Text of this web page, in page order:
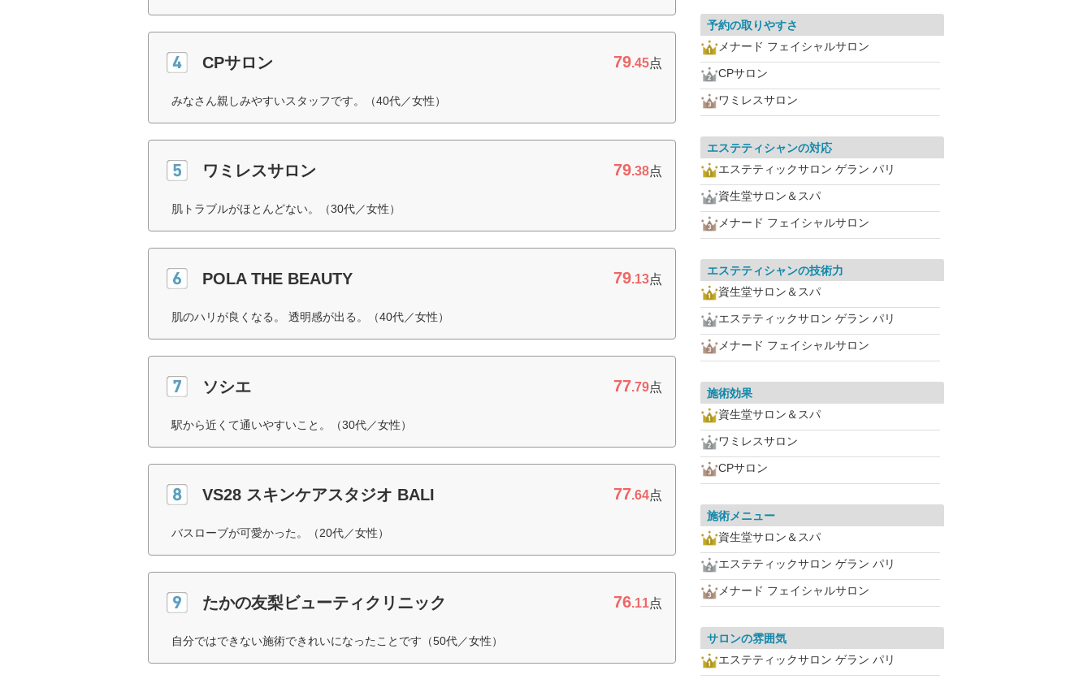
CPサロン 79.45点
みなさん親しみやすいスタッフです。（40代／女性）
ワミレスサロン 79.38点
肌トラブルがほとんどない。（30代／女性）
POLA THE BEAUTY 79.13点
肌のハリが良くなる。 透明感が出る。（40代／女性）
ソシエ 77.79点
駅から近くて通いやすいこと。（30代／女性）
VS28 スキンケアスタジオ BALI 77.64点
バスローブが可愛かった。（20代／女性）
たかの友梨ビューティクリニック 76.11点
自分ではできない施術できれいになったことです（50代／女性）
予約の取りやすさ
メナード フェイシャルサロン
CPサロン
ワミレスサロン
エステティシャンの対応
エステティックサロン ゲラン パリ
資生堂サロン＆スパ
メナード フェイシャルサロン
エステティシャンの技術力
資生堂サロン＆スパ
エステティックサロン ゲラン パリ
メナード フェイシャルサロン
施術効果
資生堂サロン＆スパ
ワミレスサロン
CPサロン
施術メニュー
資生堂サロン＆スパ
エステティックサロン ゲラン パリ
メナード フェイシャルサロン
サロンの雰囲気
エステティックサロン ゲラン パリ